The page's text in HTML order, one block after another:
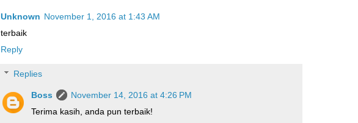
Unknown November 1, 2016 at 1:43 AM
terbaik
Reply
Replies
Boss
November 14, 2016 at 4:26 PM
Terima kasih, anda pun terbaik!